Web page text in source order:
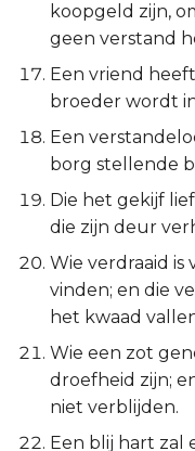
Spreuken 17:27-28
Judas
Openbaring
koopgeld zijn,
geen verstand
Een vriend
broeder wordt
Een
borg stellende
Die het gekijf
die zijn deur
Wie verdraaid is
vinden; en die
het kwaad
Wie een zot
droefheid zijn;
niet verblijden.
Een blij hart zal